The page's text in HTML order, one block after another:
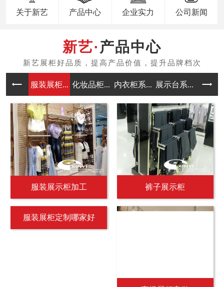
关于新艺 产品中心 企业实力 公司新闻
产品中心
服装展柜... 化妆品柜... 内衣柜系... 展示台系... 中岛
服装展示柜加工 裤子展示柜
服装展柜定制哪家好